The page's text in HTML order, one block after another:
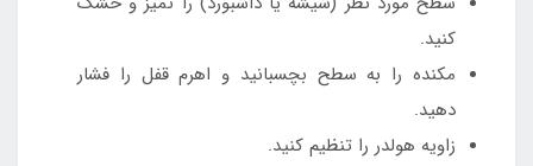
کنید.
مکنده را به سطح بچسبانید و اهرم قفل را فشار
دهید.
زاویه هولدر را تنظیم کنید.